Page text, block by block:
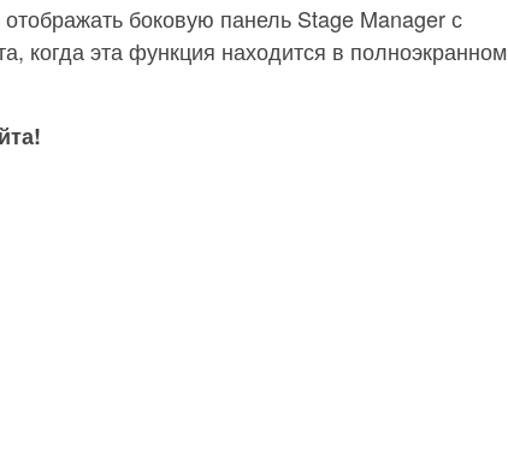
отображать боковую панель Stage Manager с
когда эта функция находится в полноэкранном